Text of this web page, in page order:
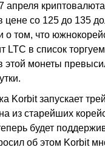
апреля
цене со 125 до 135
о том, что
LTC в список
этой монеты
Korbit запускает
из старейших
будет
об этом Korbit